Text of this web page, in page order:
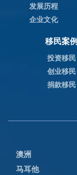
发展历程
企业文化
移民案例
投资移民
创业移民
捐款移民
澳洲
马耳他